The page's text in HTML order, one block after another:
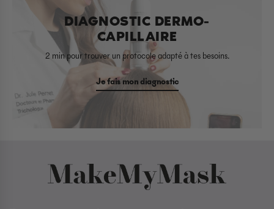
DIAGNOSTIC DERMO-
CAPILLAIRE
2 min pour trouver un protocole adapté à tes besoins.
Je fais mon diagnostic